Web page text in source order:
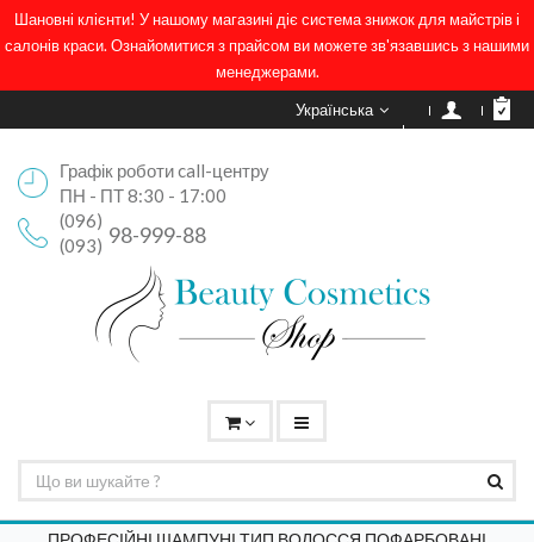
Шановні клієнти! У нашому магазині діє система знижок для майстрів і
салонів краси. Ознайомитися з прайсом ви можете зв'язавшись з нашими
менеджерами.
Українська
Графік роботи call-центру
ПН - ПТ 8:30 - 17:00
(096)
98-999-88
(093)